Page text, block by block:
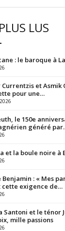
LUS
: le baroque à
et Asmik
pour une…
le 150e
généré
et la boule noire à
Benjamin : « Mes
cette exigence de…
Santoni et le ténor
mille passions